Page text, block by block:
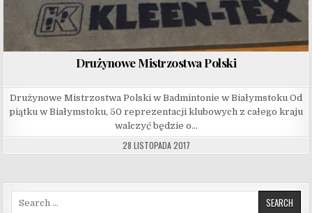
Drużynowe Mistrzostwa Polski
Drużynowe Mistrzostwa Polski w Badmintonie w Białymstoku Od
piątku w Białymstoku, 50 reprezentacji klubowych z całego kraju
walczyć będzie o…
28 LISTOPADA 2017